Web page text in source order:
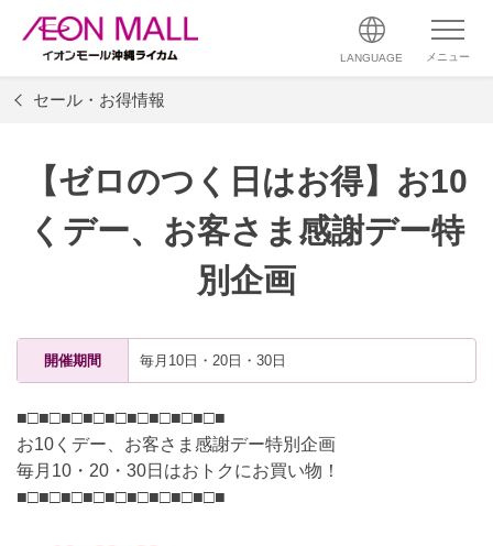
LANGUAGE メニュー
セール・お得情報
【ゼロのつく日はお得】お10
くデー、お客さま感謝デー特
別企画
開催期間 毎月10日・20日・30日
■□■□■□■□■□■□■□■□■□■
お10くデー、お客さま感謝デー特別企画
毎月10・20・30日はおトクにお買い物！
■□■□■□■□■□■□■□■□■□■